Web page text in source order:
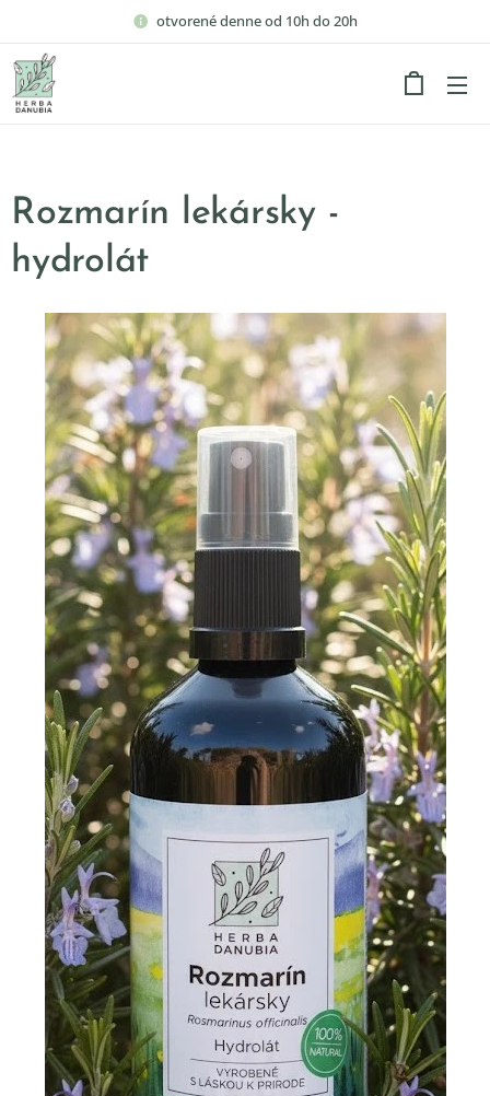
otvorené denne od 10h do 20h
Rozmarín lekársky -
hydrolát
Rozmarín Herba danubia
Rozmarín hydrolát